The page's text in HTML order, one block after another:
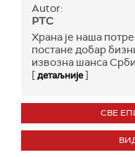
Autor:
РТС
Храна је наша
постане добар
извозна шанса
[детаљније]
СВЕ